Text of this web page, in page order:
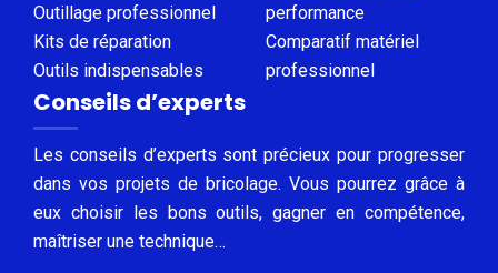
Outillage professionnel
Kits de réparation
Outils indispensables
performance
Comparatif matériel
professionnel
Conseils d’experts
Les conseils d’experts sont précieux pour progresser
dans vos projets de bricolage. Vous pourrez grâce à
eux choisir les bons outils, gagner en compétence,
maîtriser une technique…